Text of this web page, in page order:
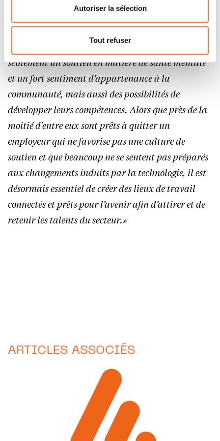
flottante en bas à gauche de chaque page.
Pour de plus amples informations sur la manière dont
nous utilisons lescookies et sommes amenés à traiter
Charte d’usage des cookieset notrePolitique de
protection des données personnelles.
Autoriser la sélection
Tout refuser
« Les données sont claires : face à la
pénurie de talents, les travailleurs du secteur de la
santé privilégient les employeurs qui offrent non
seulement un soutien en matière de santé mentale
et un fort sentiment d’appartenance à la
communauté, mais aussi des possibilités de
développer leurs compétences. Alors que près de la
moitié d’entre eux sont prêts à quitter un
employeur qui ne favorise pas une culture de
soutien et que beaucoup ne se sentent pas préparés
aux changements induits par la technologie, il est
désormais essentiel de créer des lieux de travail
connectés et prêts pour l’avenir afin d’attirer et de
retenir les talents du secteur.»
ARTICLES ASSOCIÉS